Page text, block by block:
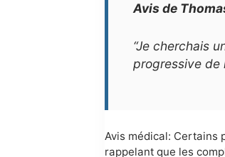
Avis de
“Je cherchais
progressive de
Avis médical: Certains
rappelant que les